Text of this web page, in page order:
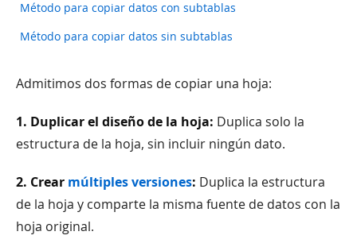
Método para copiar datos con subtablas
Método para copiar datos sin subtablas
Admitimos dos formas de copiar una hoja:
1. Duplicar el diseño de la hoja: Duplica solo la
estructura de la hoja, sin incluir ningún dato.
2. Crear múltiples versiones: Duplica la estructura
de la hoja y comparte la misma fuente de datos con la
hoja original.